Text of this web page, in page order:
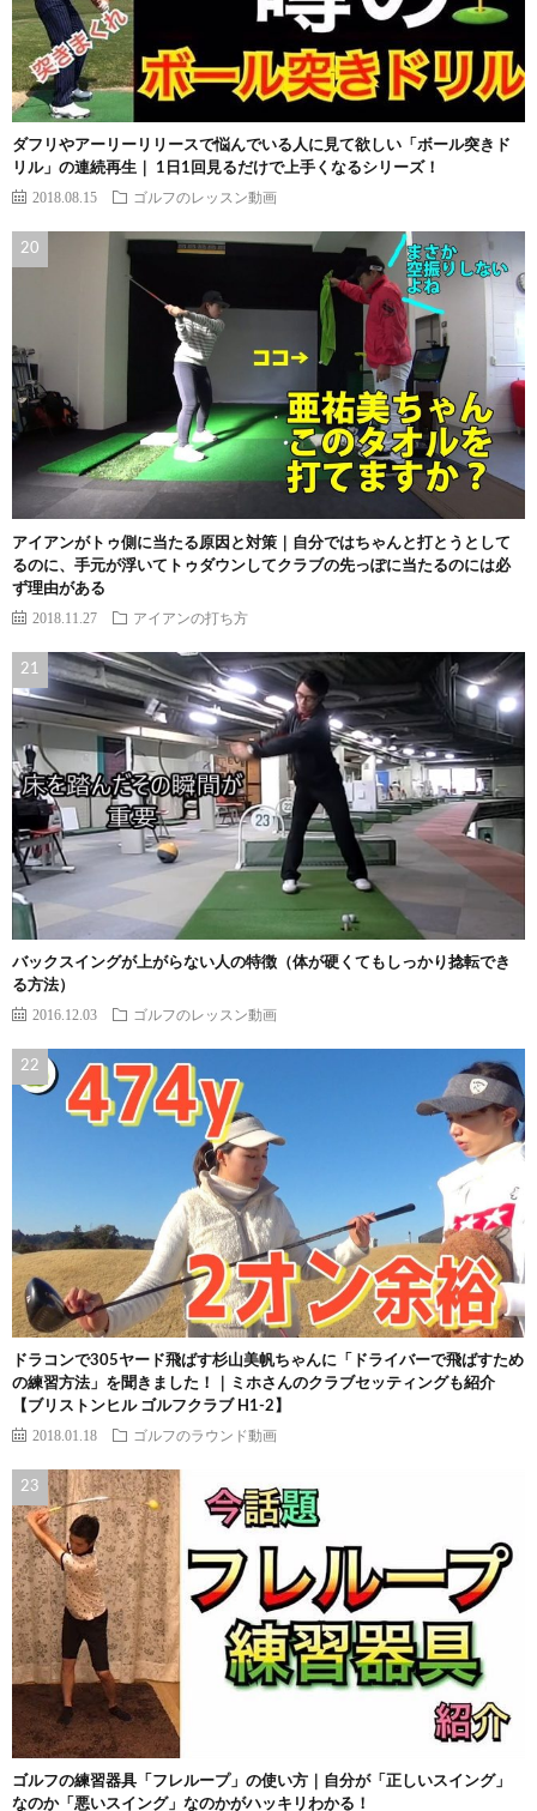
ダフリやアーリーリリースで悩んでいる人に見て欲しい「ボール突きド
リル」の連続再生｜ 1日1回見るだけで上手くなるシリーズ！
2018.08.15 ゴルフのレッスン動画
アイアンがトゥ側に当たる原因と対策｜自分ではちゃんと打とうとして
るのに、手元が浮いてトゥダウンしてクラブの先っぽに当たるのには必
ず理由がある
2018.11.27 アイアンの打ち方
バックスイングが上がらない人の特徴（体が硬くてもしっかり捻転でき
る方法）
2016.12.03 ゴルフのレッスン動画
ドラコンで305ヤード飛ばす杉山美帆ちゃんに「ドライバーで飛ばすため
の練習方法」を聞きました！｜ミホさんのクラブセッティングも紹介
【ブリストンヒル ゴルフクラブ H1-2】
2018.01.18 ゴルフのラウンド動画
ゴルフの練習器具「フレループ」の使い方｜自分が「正しいスイング」
なのか「悪いスイング」なのかがハッキリわかる！